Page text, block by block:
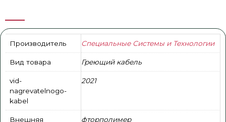
Производитель Специальные Системы и Технологии
Вид товара Греющий кабель
vid-
nagrevatelnogo-
kabel
2021
Внешняя
фторполимер